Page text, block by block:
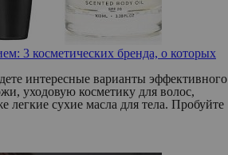
3 косметических бренда, о которых
интересные варианты эффективного
уходовую косметику для волос,
легкие сухие масла для тела. Пробуйте